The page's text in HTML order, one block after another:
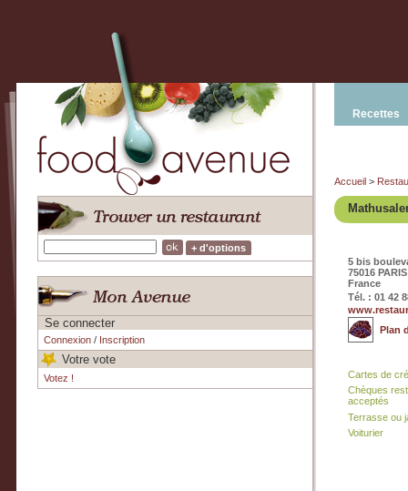
+ d'options
Se connecter
Connexion/ Inscription
Votre vote
Votez !
Recettes
Accueil >
5 bis
75016 PARIS
France
Tél. : 01 42
Plan
Cartes de
Chèques
acceptés
Terrasse ou
Voiturier